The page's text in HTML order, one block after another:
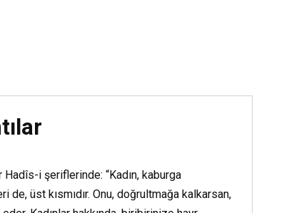
i şeriflerinde: “Kadın, kaburga
de, üst kısmıdır. Onu, doğrultmağa kalkarsan,